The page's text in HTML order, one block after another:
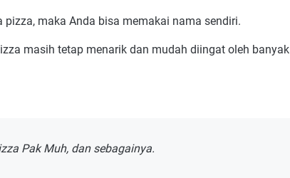
maka Anda bisa memakai nama sendiri.
masih tetap menarik dan mudah diingat oleh banyak
Pak Muh, dan sebagainya.